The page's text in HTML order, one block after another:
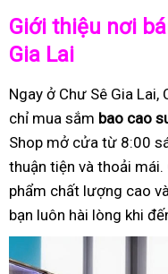
Giới thiệu nơi
Gia Lai
Ngay ở Chư Sê Gia Lai,
chỉ mua sắm bao cao
Shop mở cửa từ 8:00
thuận tiện và thoải
phẩm chất lượng cao
bạn luôn hài lòng khi